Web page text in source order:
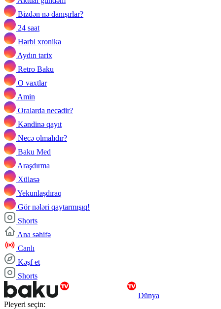
Bizdən nə danışırlar?
24 saat
Hərbi xronika
Aydın tarix
Retro Baku
O vaxtlar
Amin
Oralarda necədir?
Kəndinə qayıt
Necə olmalıdır?
Baku Med
Araşdırma
Xülasə
Yekunlaşdıraq
Gör nələri qaytarmışıq!
Shorts
Ana səhifə
Canlı
Kəşf et
Shorts
Dünya
Pleyeri seçin: